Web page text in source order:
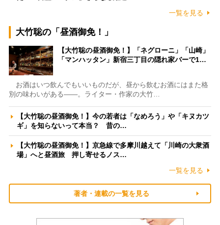
一覧を見る
大竹聡の「昼酒御免！」
【大竹聡の昼酒御免！】「ネグローニ」「山崎」
「マンハッタン」新宿三丁目の隠れ家バーで1…
お酒はいつ飲んでもいいものだが、昼から飲むお酒にはまた格
別の味わいがある――。ライター・作家の大竹…
【大竹聡の昼酒御免！】今の若者は「なめろう」や「キヌカツ
ギ」を知らないって本当？ 昔の…
【大竹聡の昼酒御免！】京急線で多摩川越えて「川崎の大衆酒
場」へと昼酒旅 押し寄せるノス…
一覧を見る
著者・連載の一覧を見る